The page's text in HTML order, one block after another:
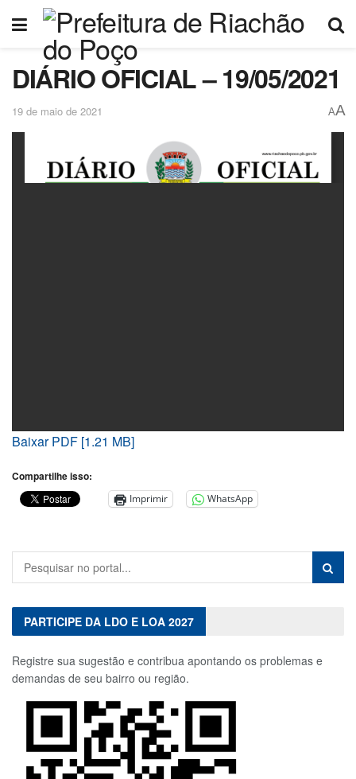
DIÁRIO OFICIAL – 19/05/2021
19 de maio de 2021 AA
Baixar PDF [1.21 MB]
Compartilhe isso:
Imprimir WhatsApp
PARTICIPE DA LDO E LOA 2027
Registre sua sugestão e contribua apontando os problemas e
demandas de seu bairro ou região.